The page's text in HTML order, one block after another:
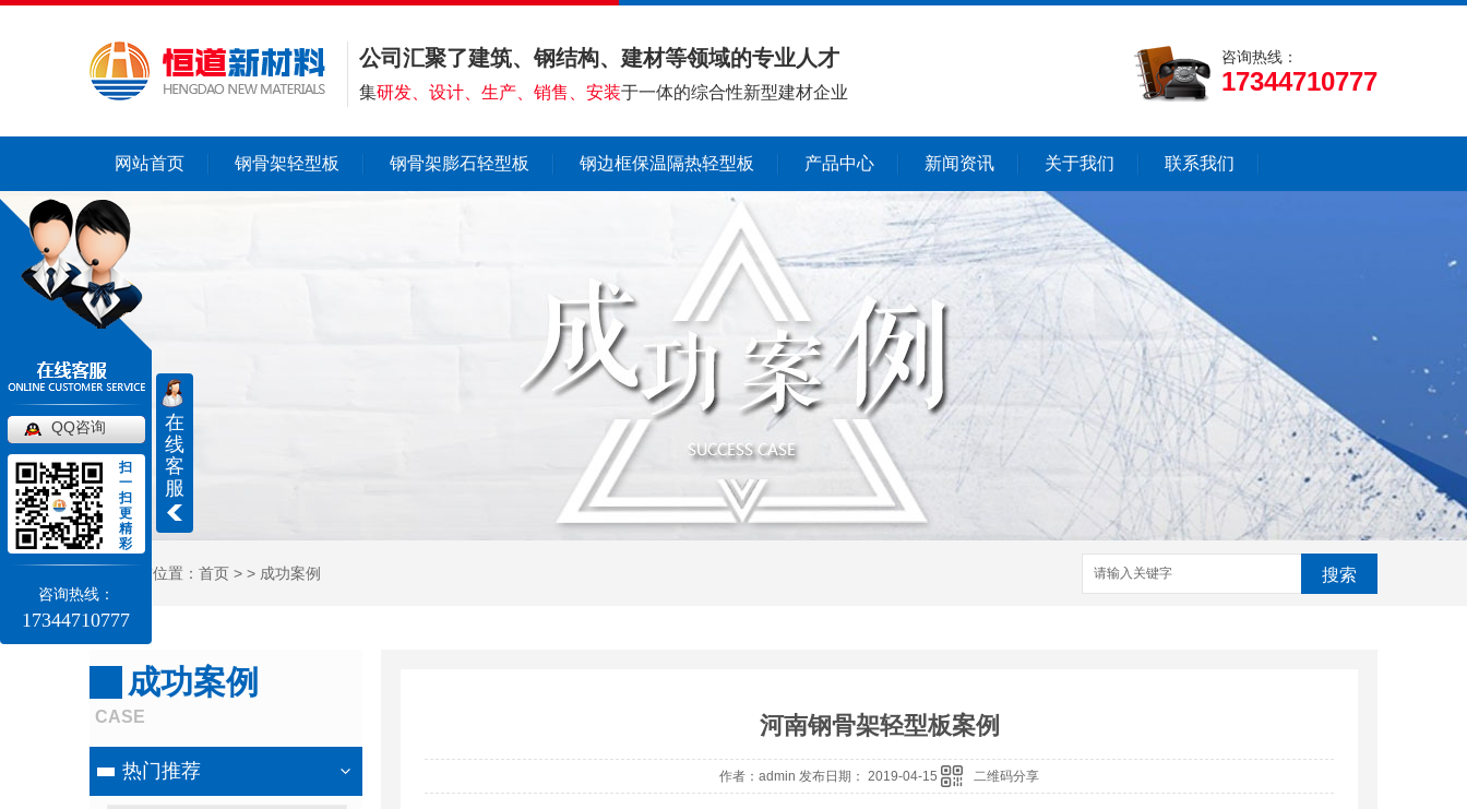
公司汇聚了建筑、钢结构、建材等领域的专业人才
集研发、设计、生产、销售、安装于一体的综合性新型建材企业
咨询热线：
17344710777
网站首页 钢骨架轻型板 钢骨架膨石轻型板 钢边框保温隔热轻型板 产品中心 新闻资讯 关于我们 联系我们
当前位置： 首页 > > 成功案例 搜索
成功案例
CASE
热门推荐
河南钢骨架轻型板案例
作者：admin 发布日期： 2019-04-15 二维码分享
在
线
客
服
QQ咨询
扫
一
扫
更
精
彩
咨询热线：
17344710777